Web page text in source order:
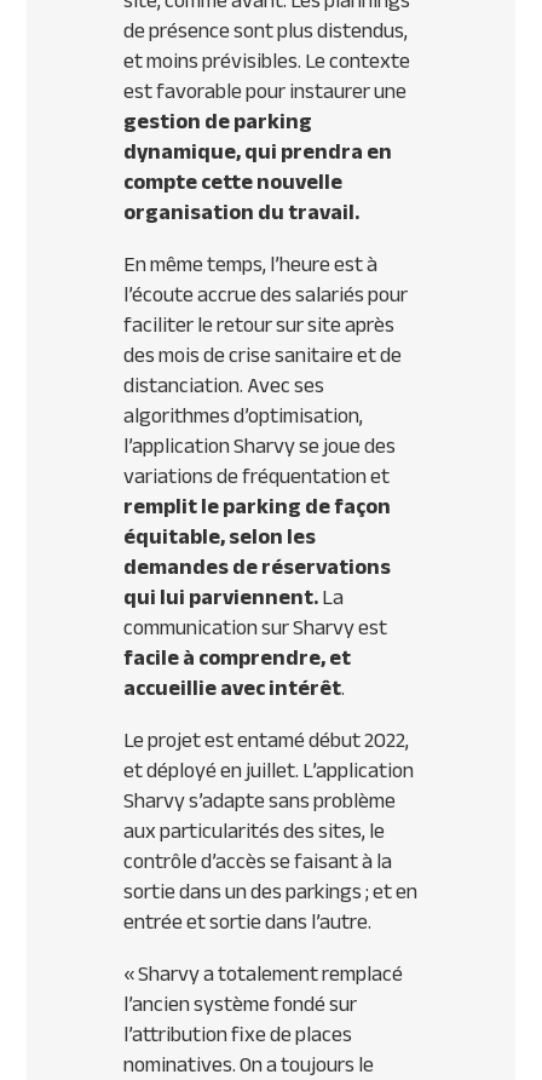
de présence sont plus distendus,
et moins prévisibles. Le contexte
est favorable pour instaurer une
gestion de parking
dynamique, qui prendra en
compte cette nouvelle
organisation du travail.
En même temps, l’heure est à
l’écoute accrue des salariés pour
faciliter le retour sur site après
des mois de crise sanitaire et de
distanciation. Avec ses
algorithmes d’optimisation,
l’application Sharvy se joue des
variations de fréquentation et
remplit le parking de façon
équitable, selon les
demandes de réservations
qui lui parviennent.La
communication sur Sharvy est
facile à comprendre, et
accueillie avec intérêt.
Le projet est entamé début 2022,
et déployé en juillet. L’application
Sharvy s’adapte sans problème
aux particularités des sites, le
contrôle d’accès se faisant à la
sortie dans un des parkings ; et en
entrée et sortie dans l’autre.
«Sharvy a totalement remplacé
l’ancien système fondé sur
l’attribution fixe de places
nominatives. On a toujours le